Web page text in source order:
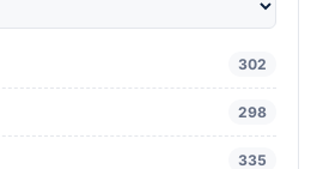
302
298
335